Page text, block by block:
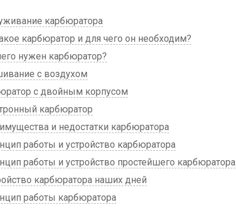
карбюратора
карбюратор и для чего он необходим?
нужен карбюратор?
с воздухом
с двойным корпусом
карбюратор
и недостатки карбюратора
работы и устройство карбюратора
работы и устройство простейшего карбюратора
карбюратора наших дней
работы карбюратора